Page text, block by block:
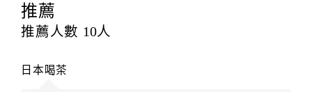
未提出申辦不得異動訂單。
每筆訂單異動限定
辦理取消退款。
房者應補足差額。（限原訂飯店）
推薦
推薦人數 10人
日本喝茶